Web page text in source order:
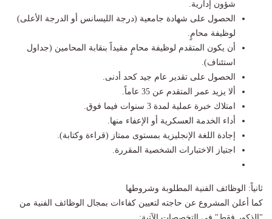
شؤون إدارية.
​الحصول على شهادة جامعية (درجة الليسانس أو الدرجة الأعلى)
لوظيفة محامٍ.
​أن يكون المتقدم لوظيفة محامٍ مقيداً بنقابة المحامين (جداول
استئناف).
​الحصول على تقدير عام جيد كحد أدنى.
​ألا يزيد عمر المتقدم عن 35 عاماً.
​امتلاك خبرة عملية لمدة 3 سنوات فيما فوق.
​أداء الخدمة العسكرية أو الإعفاء منها.
​إجادة اللغة الإنجليزية بمستوى ممتاز (قراءة وكتابة).
​اجتياز الاختبارات الشخصية المقررة.
​ثانياً: الوظائف الفنية المطلوبة وشروطها
​كما أعلن المشروع عن حاجته لتعيين كفاءات بمجال الوظائف الفنية من